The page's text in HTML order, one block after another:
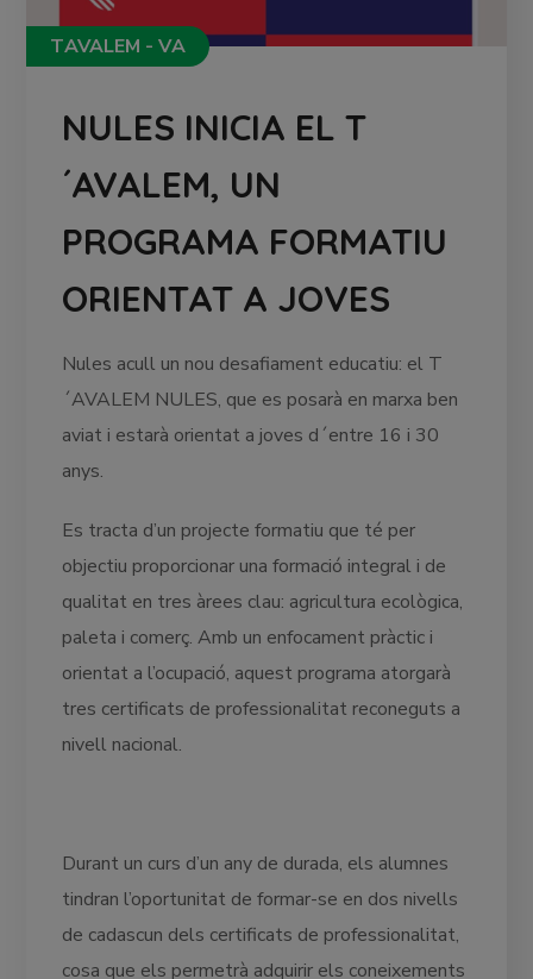
TAVALEM - VA
NULES INICIA EL T
´AVALEM, UN
PROGRAMA FORMATIU
ORIENTAT A JOVES
Nules acull un nou desafiament educatiu: el T
´AVALEM NULES, que es posarà en marxa ben
aviat i estarà orientat a joves d´entre 16 i 30
anys.
Es tracta d’un projecte formatiu que té per
objectiu proporcionar una formació integral i de
qualitat en tres àrees clau: agricultura ecològica,
paleta i comerç. Amb un enfocament pràctic i
orientat a l’ocupació, aquest programa atorgarà
tres certificats de professionalitat reconeguts a
nivell nacional.
Durant un curs d’un any de durada, els alumnes
tindran l’oportunitat de formar-se en dos nivells
de cadascun dels certificats de professionalitat,
cosa que els permetrà adquirir els coneixements